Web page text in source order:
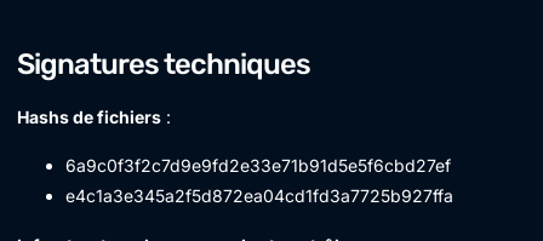
Signatures techniques
Hashs de fichiers :
6a9c0f3f2c7d9e9fd2e33e71b91d5e5f6cbd27ef
e4c1a3e345a2f5d872ea04cd1fd3a7725b927ffa